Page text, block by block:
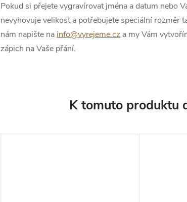
Pokud si přejete vygravírovat jména a datum nebo
nevyhovuje velikost a potřebujete speciální rozměr
nám napište na info@vyrejeme.cz a my Vám
zápich na Vaše přání.
K tomuto produktu